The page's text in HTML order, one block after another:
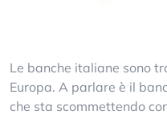
Le banche italiane sono
Europa. A parlare è il
che sta scommettendo